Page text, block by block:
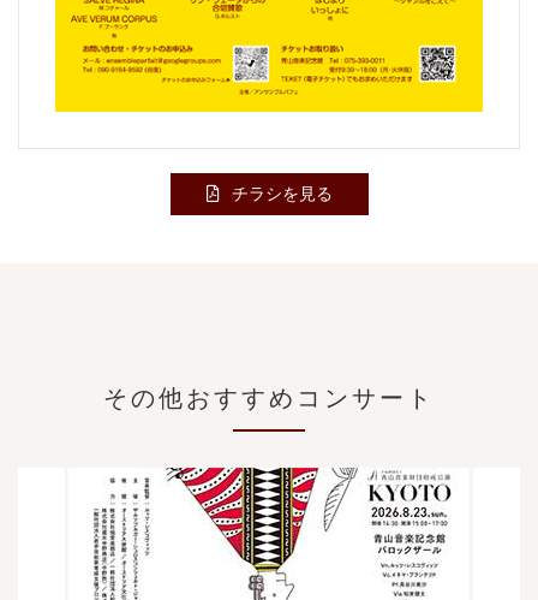
チラシを見る
その他おすすめコンサート